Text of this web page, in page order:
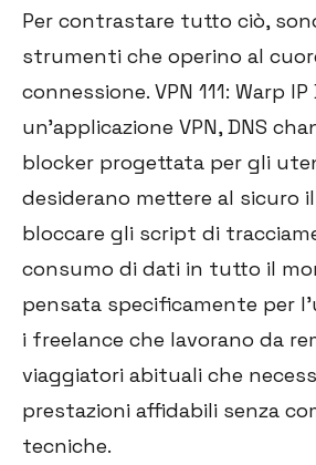
Per contrastare tutto ciò,
strumenti che operino al
connessione. VPN 111: Warp
un'applicazione VPN, DNS
blocker progettata per gli
desiderano mettere al sicuro
bloccare gli script di
consumo di dati in tutto il
pensata specificamente per
i freelance che lavorano da
viaggiatori abituali che
prestazioni affidabili senza
tecniche.